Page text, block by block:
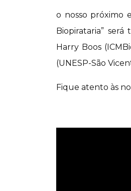
o nosso próximo
Biopirataria”
Harry Boos
(UNESP-São
Fique atento às